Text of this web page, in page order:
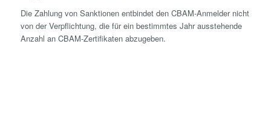
Die Zahlung von Sanktionen entbindet den CBAM-Anmelder nicht
von der Verpflichtung, die für ein bestimmtes Jahr ausstehende
Anzahl an CBAM-Zertifikaten abzugeben.